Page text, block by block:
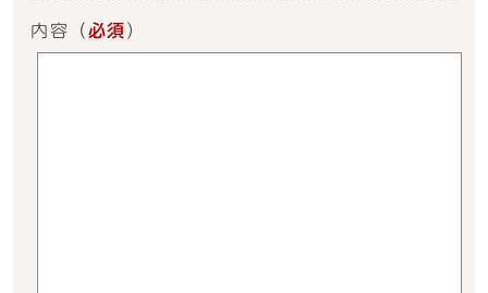
内容 （ 必須 ）